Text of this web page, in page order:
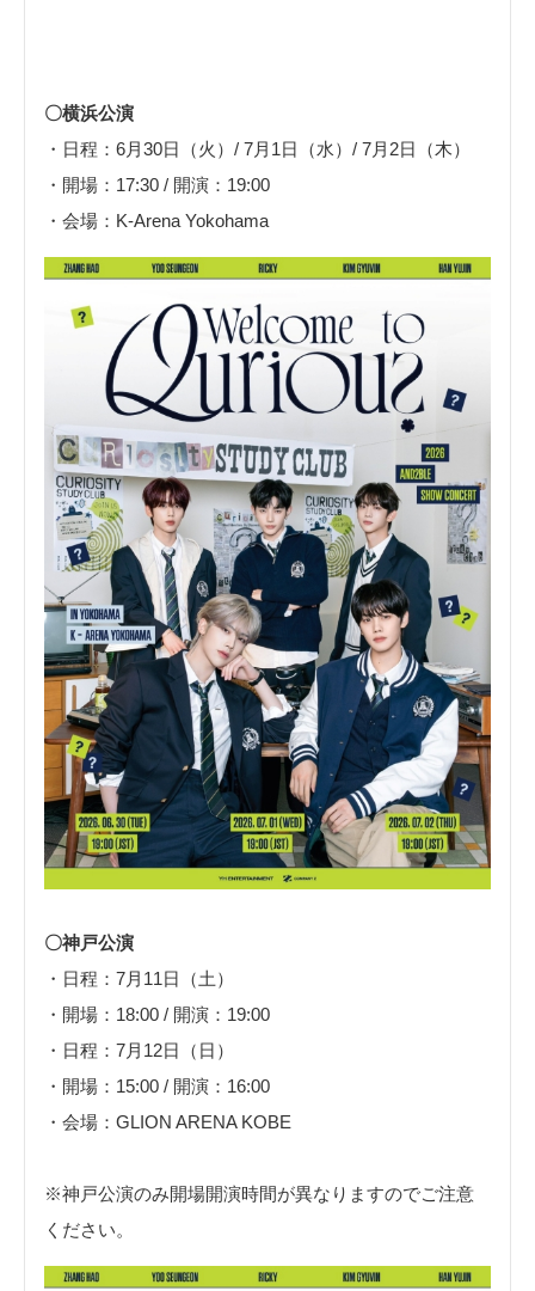
〇横浜公演
・日程：6月30日（火）/ 7月1日（水）/ 7月2日（木）
・開場：17:30 / 開演：19:00
・会場：K-Arena Yokohama
〇神戸公演
・日程：7月11日（土）
・開場：18:00 / 開演：19:00
・日程：7月12日（日）
・開場：15:00 / 開演：16:00
・会場：GLION ARENA KOBE
※神戸公演のみ開場開演時間が異なりますのでご注意
ください。